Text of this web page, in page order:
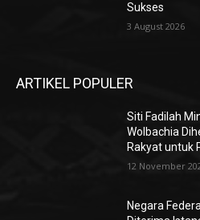
Sukses
3 August 2026
ARTIKEL POPULER
Siti Fadilah
Wolbachia
Rakyat untuk
12 November
Negara